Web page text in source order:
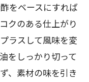
をベースにすれば
クのある仕上がり
ラスして風味を変
をしっかり切って
、素材の味を引き